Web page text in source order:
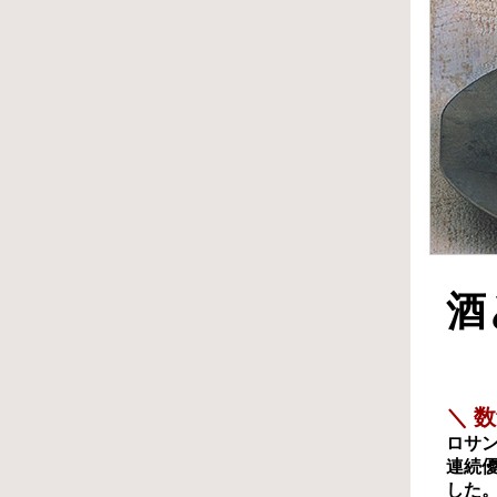
酒
＼
ロサ
連続
した